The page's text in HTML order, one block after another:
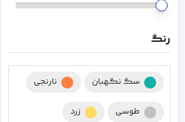
رنگ
سگ نگهبان نارنجی
طوسی زرد